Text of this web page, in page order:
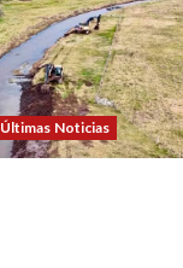
Últimas Noticias